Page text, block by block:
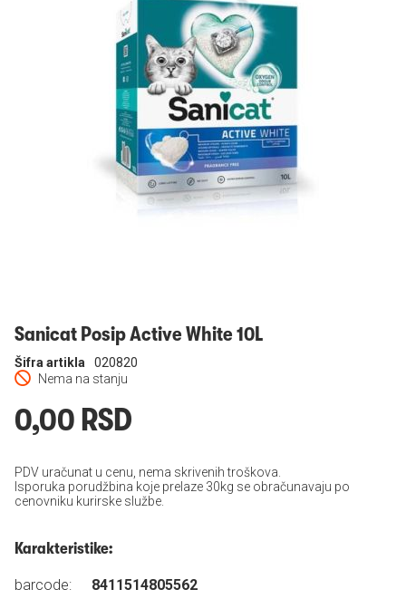
Sanicat Posip Active White 10L
Nema na stanju
Šifra artikla 020820
0,00 RSD
PDV uračunat u cenu, nema skrivenih troškova.
Isporuka porudžbina koje prelaze 30kg se obračunavaju po
cenovniku kurirske službe.
Karakteristike:
barcode:
8411514805562